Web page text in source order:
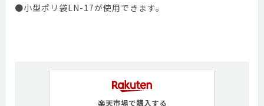
●小型ポリ袋LN-17が使用できます。
楽天市場で購入する